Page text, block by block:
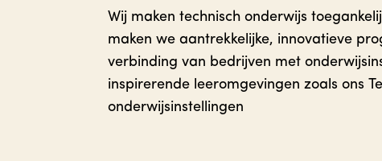
Wij maken technisch onderwijs
maken we aantrekkelijke, innovatieve
verbinding van bedrijven met
inspirerende leeromgevingen zoals ons
onderwijsinstellingen